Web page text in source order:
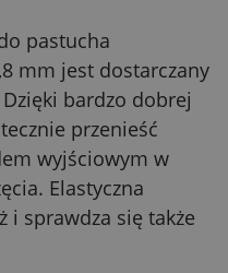
pastucha
mm jest dostarczany
bardzo dobrej
przenieść
wyjściowym w
Elastyczna
i sprawdza się także